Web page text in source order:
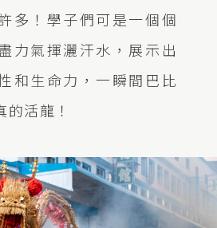
多！學子們可是一個個
力氣揮灑汗水，展示出
和生命力，一瞬間巴比
活龍！